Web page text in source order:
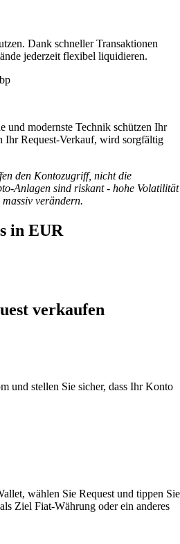
Dank schneller Transaktionen
jederzeit flexibel liquidieren.
und modernste Technik schützen Ihr
Ihr Request-Verkauf, wird sorgfältig
den Kontozugriff, nicht die
Anlagen sind riskant - hohe Volatilität
verändern.
in EUR
verkaufen
und stellen Sie sicher, dass Ihr Konto
wählen Sie Request und tippen Sie
Ziel Fiat-Währung oder ein anderes